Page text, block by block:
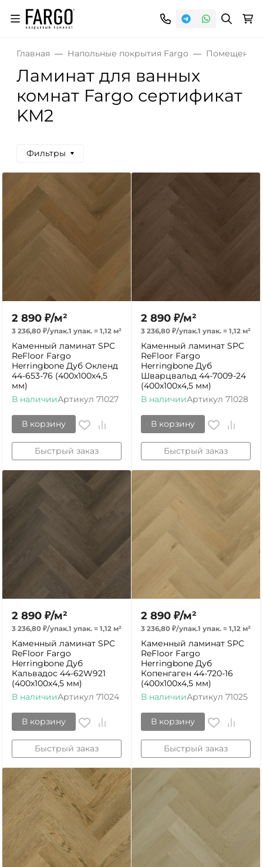
Главная Напольные покрытия Fargo Помещения
Ламинат для ванных
комнат Fargo сертификат
KM2
Фильтры
2 890 ₽/м²
3 236,80 ₽/упак.1 упак. = 1,12 м²
Каменный ламинат SPC
ReFloor Fargo
Herringbone Дуб Окленд
44-653-76 (400х100х4,5
мм)
В наличииАртикул 71027
В корзину
Быстрый заказ
2 890 ₽/м²
3 236,80 ₽/упак.1 упак. = 1,12 м²
Каменный ламинат SPC
ReFloor Fargo
Herringbone Дуб
Шварцвальд 44-7009-24
(400х100х4,5 мм)
В наличииАртикул 71028
В корзину
Быстрый заказ
2 890 ₽/м²
3 236,80 ₽/упак.1 упак. = 1,12 м²
Каменный ламинат SPC
ReFloor Fargo
Herringbone Дуб
Кальвадос 44-62W921
(400х100х4,5 мм)
В наличииАртикул 71024
В корзину
Быстрый заказ
2 890 ₽/м²
3 236,80 ₽/упак.1 упак. = 1,12 м²
Каменный ламинат SPC
ReFloor Fargo
Herringbone Дуб
Копенгаген 44-720-16
(400х100х4,5 мм)
В наличииАртикул 71025
В корзину
Быстрый заказ